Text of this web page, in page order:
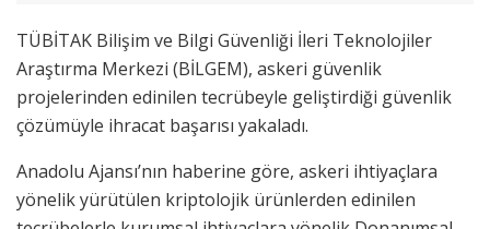
TÜBİTAK Bilişim ve Bilgi Güvenliği İleri Teknolojiler
Araştırma Merkezi (BİLGEM), askeri güvenlik
projelerinden edinilen tecrübeyle geliştirdiği güvenlik
çözümüyle ihracat başarısı yakaladı.
Anadolu Ajansı’nın haberine göre, askeri ihtiyaçlara
yönelik yürütülen kriptolojik ürünlerden edinilen